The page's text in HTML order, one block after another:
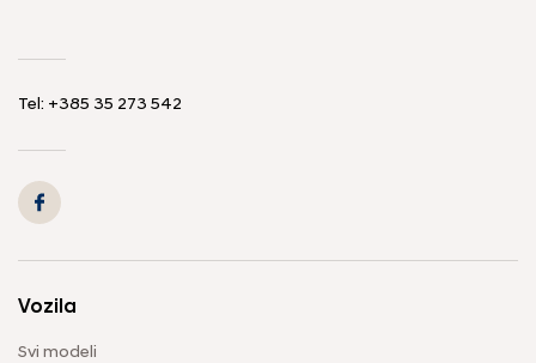
Tel: +385 35 273 542
Vozila
Svi modeli